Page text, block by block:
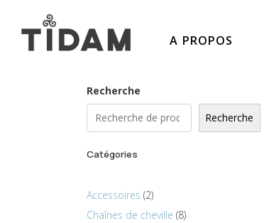
A PROPOS
Recherche
Recherche
Catégories
Accessoires 2
Chaînes de cheville 8